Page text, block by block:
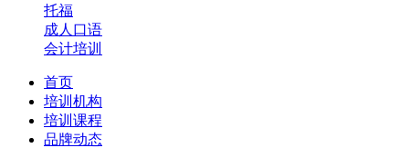
托福
成人口语
会计培训
首页
培训机构
培训课程
品牌动态